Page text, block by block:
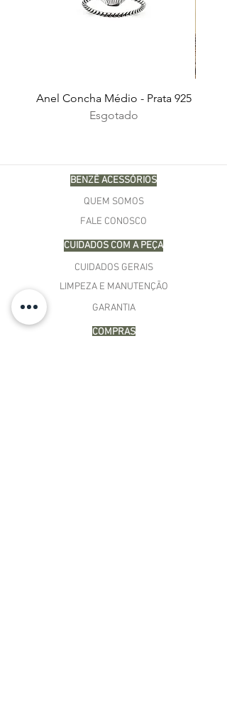
Anel Concha Médio - Prata 925
Esgotado
BENZÊ ACESSÓRIOS
QUEM SOMOS
FALE CONOSCO
CUIDADOS COM A PEÇA
CUIDADOS GERAIS
LIMPEZA E MANUTENÇÃO
GARANTIA
COMPRAS